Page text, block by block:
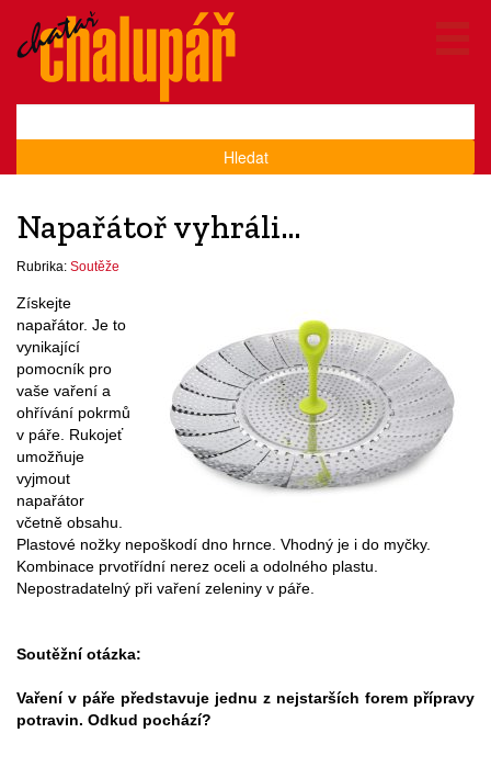
Hledat
Napařátoř vyhráli…
Rubrika: Soutěže
Získejte
napařátor. Je to
vynikající
pomocník pro
vaše vaření a
ohřívání pokrmů
v páře. Rukojeť
umožňuje
vyjmout
napařátor
včetně obsahu.
Plastové nožky nepoškodí dno hrnce. Vhodný je i do myčky.
Kombinace prvotřídní nerez oceli a odolného plastu.
Nepostradatelný při vaření zeleniny v páře.
Soutěžní otázka:
Vaření v páře představuje jednu z nejstarších forem přípravy
potravin. Odkud pochází?